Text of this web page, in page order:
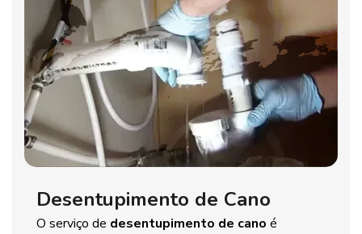
Desentupimento de Cano
O serviço de desentupimento de cano é